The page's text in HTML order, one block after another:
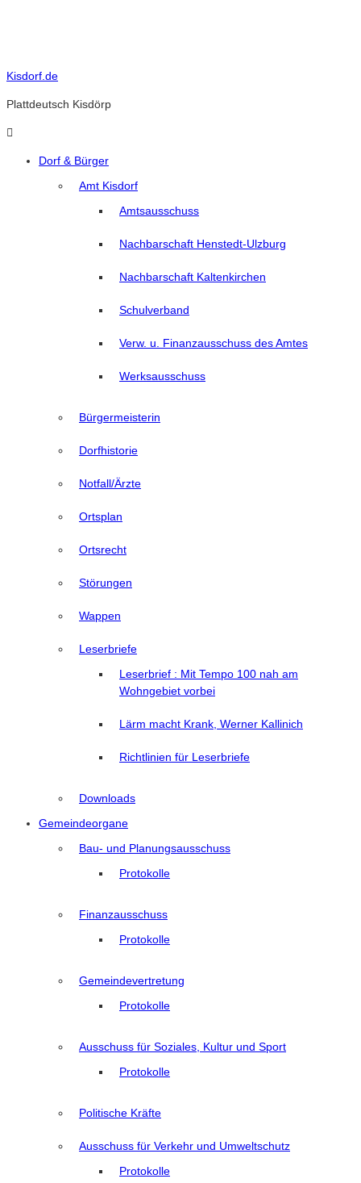
Kisdorf.de
Plattdeutsch Kisdörp
Dorf & Bürger
Amt Kisdorf
Amtsausschuss
Nachbarschaft Henstedt-Ulzburg
Nachbarschaft Kaltenkirchen
Schulverband
Verw. u. Finanzausschuss des Amtes
Werksausschuss
Bürgermeisterin
Dorfhistorie
Notfall/Ärzte
Ortsplan
Ortsrecht
Störungen
Wappen
Leserbriefe
Leserbrief : Mit Tempo 100 nah am
Wohngebiet vorbei
Lärm macht Krank, Werner Kallinich
Richtlinien für Leserbriefe
Downloads
Gemeindeorgane
Bau- und Planungsausschuss
Protokolle
Finanzausschuss
Protokolle
Gemeindevertretung
Protokolle
Ausschuss für Soziales, Kultur und Sport
Protokolle
Politische Kräfte
Ausschuss für Verkehr und Umweltschutz
Protokolle